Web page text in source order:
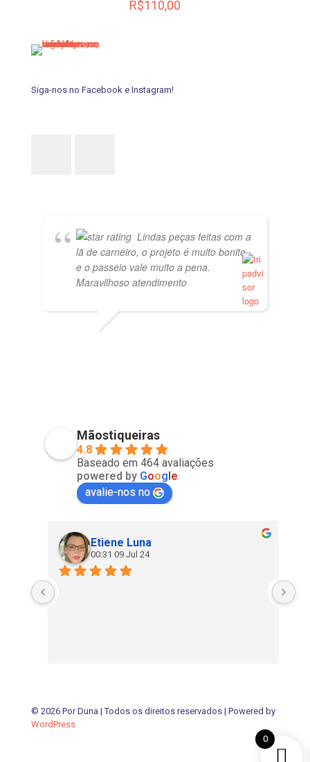
As
página
R$110,00
Siga-nos no Facebook e Instagram!
Lindas peças feitas com a
lã de carneiro, o projeto é muito bonito
e o passeio vale muito a pena.
Maravilhoso atendimento
Mãostiqueiras
4.8
Baseado em 464 avaliações
powered by Google
avalie-nos no
Etiene Luna
00:31 09 Jul 24
© 2026 Por Duna | Todos os direitos reservados | Powered by
WordPress
0